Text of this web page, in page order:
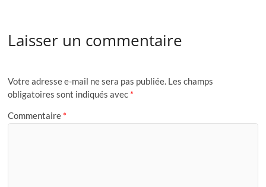
Laisser un commentaire
Votre adresse e-mail ne sera pas publiée. Les champs
obligatoires sont indiqués avec *
Commentaire *